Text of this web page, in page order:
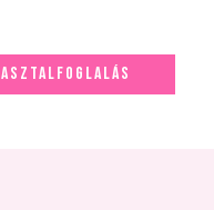
ASZTALFOGLALÁS